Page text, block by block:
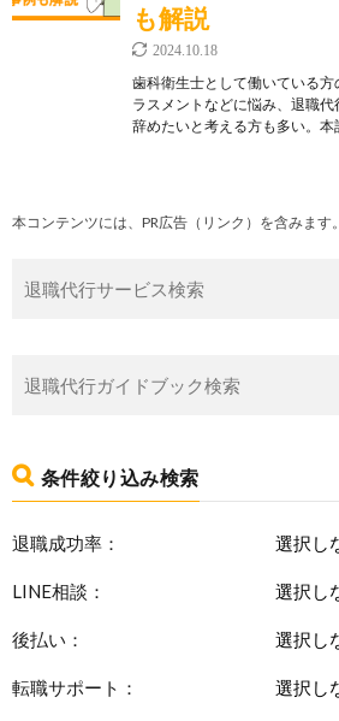
も解説
2024.10.18
歯科衛生士として働いている
ラスメントなどに悩み、退職
辞めたいと考える方も多い。
本コンテンツには、PR広告（リンク）を含みます。
条件絞り込み検索
退職成功率：
LINE相談：
後払い：
転職サポート：